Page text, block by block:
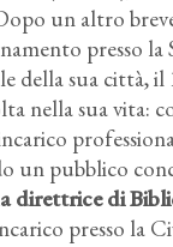
un altro
presso la
della sua città, il
nella sua vita:
un pubblico
direttrice di
presso la